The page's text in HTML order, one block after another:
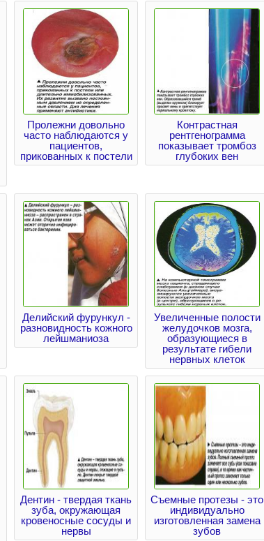
Пролежни довольно
часто наблюдаются у
пациентов,
прикованных к постели
Контрастная
рентгенограмма
показывает тромбоз
глубоких вен
Делийский фурункул -
разновидность кожного
лейшманиоза
Увеличенные полости
желудочков мозга,
образующиеся в
результате гибели
нервных клеток
Дентин - твердая ткань
зуба, окружающая
кровеносные сосуды и
нервы
Съемные протезы - это
индивидуально
изготовленная замена
зубов